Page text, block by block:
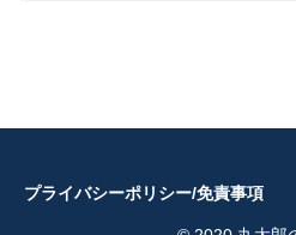
プライバシーポリシー/免責事項